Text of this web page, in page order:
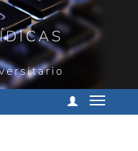
Cambiar